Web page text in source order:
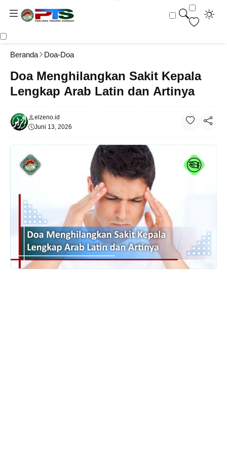
Beranda Doa-Doa
Doa Menghilangkan Sakit Kepala
Lengkap Arab Latin dan Artinya
elzeno.id
Juni 13, 2026